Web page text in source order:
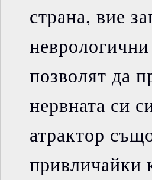
страна, вие
позволят да
нервната си
атрактор
привличайки